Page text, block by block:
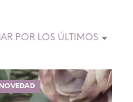
POR LOS ÚLTIMOS
NOVEDAD